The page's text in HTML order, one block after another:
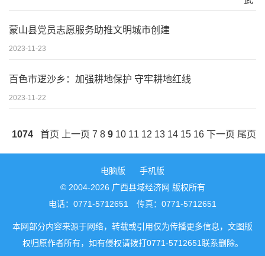
蒙山县党员志愿服务助推文明城市创建
2023-11-23
百色市逻沙乡：加强耕地保护 守牢耕地红线
2023-11-22
1074 首页 上一页 7 8 9 10 11 12 13 14 15 16 下一页 尾页
电脑版
手机版
© 2004-2026 广西县域经济网 版权所有
电话：0771-5712651 传真：0771-5712651
本网部分内容来源于网络，转载或引用仅为传播更多信息，文图版
权归原作者所有，如有侵权请拨打0771-5712651联系删除。